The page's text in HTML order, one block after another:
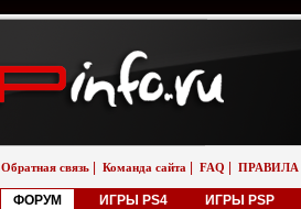
Обратная связь Команда сайта FAQ ПРАВИЛА
ФОРУМ ИГРЫ PS4 ИГРЫ PSP